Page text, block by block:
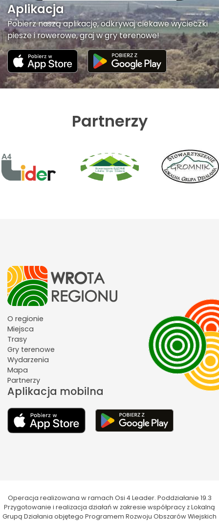
Aplikacja
Pobierz naszą aplikację, odkrywaj ciekawe wycieczki
piesze i rowerowe, graj w gry terenowe!
Partnerzy
O regionie
Miejsca
Trasy
Gry terenowe
Wydarzenia
Mapa
Partnerzy
Aplikacja mobilna
Operacja realizowana w ramach Osi 4 Leader. Poddziałanie 19.3
Przygotowanie i realizacja działań w zakresie współpracy z Lokalną
Grupą Działania objętego Programem Rozwoju Obszarów Wiejskich